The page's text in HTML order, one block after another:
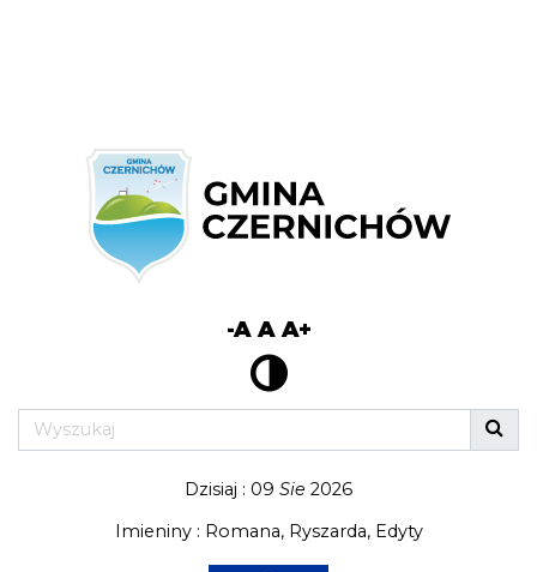
-AAA+
Dzisiaj : 09 Sie 2026
Imieniny : Romana, Ryszarda, Edyty